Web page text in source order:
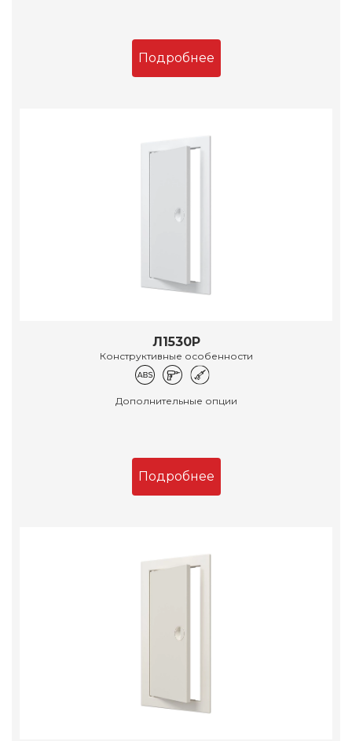
Подробнее
Л1530Р
Конструктивные особенности
Дополнительные опции
Подробнее